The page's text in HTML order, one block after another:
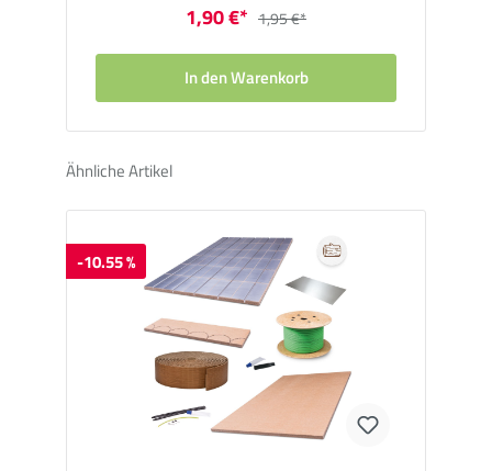
1,90 €* 1,95 €*
In den Warenkorb
Ähnliche Artikel
-10.55 %